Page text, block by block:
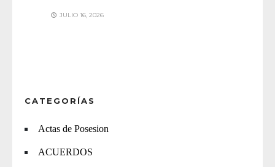
JULIO 16, 2026
CATEGORÍAS
Actas de Posesion
ACUERDOS